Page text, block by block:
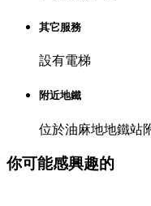
其它服務
設有電梯
附近地鐵
位於油麻地地鐵站
你可能感興趣的